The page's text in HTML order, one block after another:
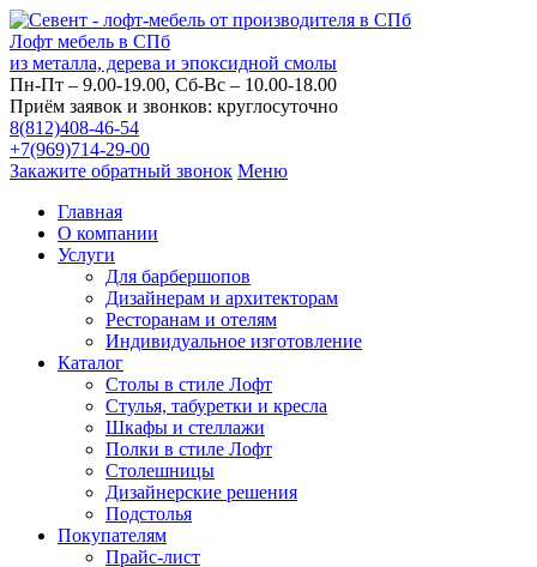
Лофт мебель в СПб
из металла, дерева и эпоксидной смолы
Пн-Пт – 9.00-19.00, Сб-Вс – 10.00-18.00
Приём заявок и звонков: круглосуточно
8(812)408-46-54
+7(969)714-29-00
Закажите обратный звонок Меню
Главная
О компании
Услуги
Для барбершопов
Дизайнерам и архитекторам
Ресторанам и отелям
Индивидуальное изготовление
Каталог
Столы в стиле Лофт
Стулья, табуретки и кресла
Шкафы и стеллажи
Полки в стиле Лофт
Столешницы
Дизайнерские решения
Подстолья
Покупателям
Прайс-лист